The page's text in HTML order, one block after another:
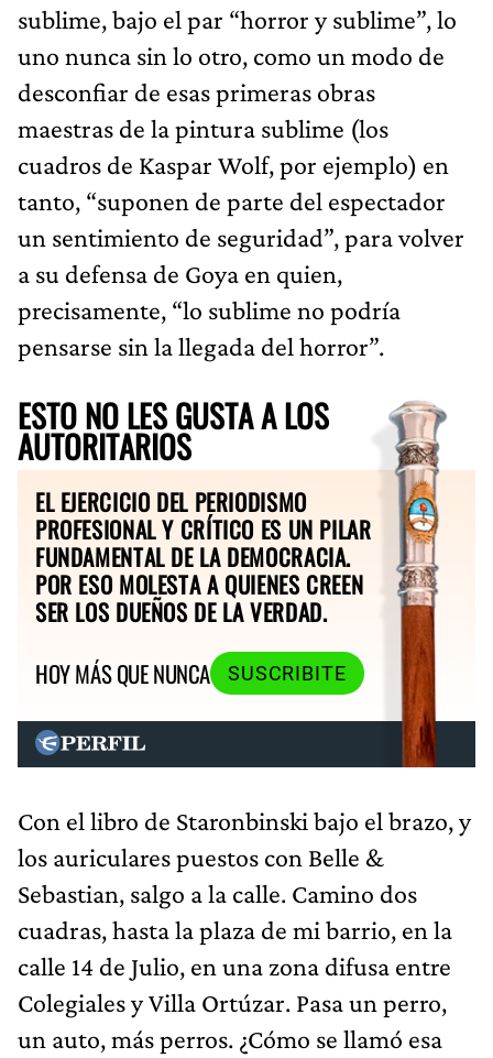
sublime, bajo el par “horror y sublime”, lo
uno nunca sin lo otro, como un modo de
desconfiar de esas primeras obras
maestras de la pintura sublime (los
cuadros de Kaspar Wolf, por ejemplo) en
tanto, “suponen de parte del espectador
un sentimiento de seguridad”, para volver
a su defensa de Goya en quien,
precisamente, “lo sublime no podría
pensarse sin la llegada del horror”.
ESTO NO LES GUSTA A LOS
AUTORITARIOS
EL EJERCICIO DEL PERIODISMO
PROFESIONAL Y CRÍTICO ES UN PILAR
FUNDAMENTAL DE LA DEMOCRACIA.
POR ESO MOLESTA A QUIENES CREEN
SER LOS DUEÑOS DE LA VERDAD.
HOY MÁS QUE NUNCA
SUSCRIBITE
Con el libro de Staronbinski bajo el brazo, y
los auriculares puestos con Belle &
Sebastian, salgo a la calle. Camino dos
cuadras, hasta la plaza de mi barrio, en la
calle 14 de Julio, en una zona difusa entre
Colegiales y Villa Ortúzar. Pasa un perro,
un auto, más perros. ¿Cómo se llamó esa